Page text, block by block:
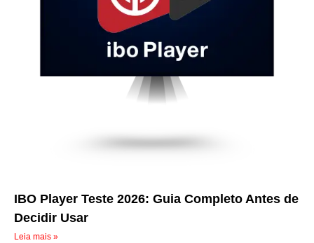
IBO Player Teste 2026: Guia Completo Antes de
Decidir Usar
Leia mais »